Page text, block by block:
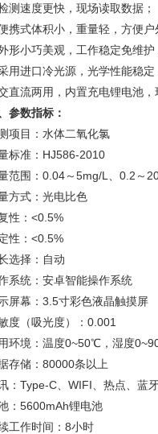
测速度更快，现场读取数据；
携式体积小，重量轻，方便户
形小巧美观，工作稳定免维护
用进口冷光源，光学性能稳定
直流两用，内置充电锂电池，
参数指标：
项目：水体二氧化氯
标准：HJ586-2010
范围：0.04～5mg/L、0.2～
方式：光电比色
性：<0.5%
性：<0.5%
选择：自动
系统：安卓智能操作系统
屏幕：3.5寸彩色液晶触摸屏
度（吸光度）：0.001
环境：温度0~50℃，湿度
存储：80000条以上
：Type-C、WIFI、热点、蓝
：5600mAh锂电池
工作时间：8小时